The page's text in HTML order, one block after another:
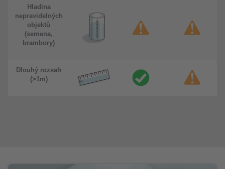
Hladina
nepravidelných
objektů
(semena,
brambory)
Dlouhý rozsah
(>1m)